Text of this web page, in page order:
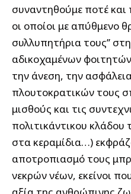
συναντηθούμε ποτέ και
οι οποίοι με απύθμενο
συλλυπητήρια τους’’
αδικοχαμένων
την άνεση, την
πλουτοκρατικών τους
μισθούς και τις
πολιτικάντικου κλάδου
στα κεραμίδια…)
αποτροπιασμό τους
νεκρών νέων, εκείνοι